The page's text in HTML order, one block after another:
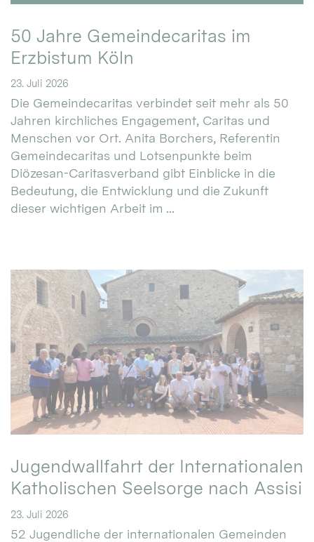
50 Jahre Gemeindecaritas im
Erzbistum Köln
23. Juli 2026
Die Gemeindecaritas verbindet seit mehr als 50
Jahren kirchliches Engagement, Caritas und
Menschen vor Ort. Anita Borchers, Referentin
Gemeindecaritas und Lotsenpunkte beim
Diözesan-Caritasverband gibt Einblicke in die
Bedeutung, die Entwicklung und die Zukunft
dieser wichtigen Arbeit im ...
Jugendwallfahrt der Internationalen
Katholischen Seelsorge nach Assisi
23. Juli 2026
52 Jugendliche der internationalen Gemeinden